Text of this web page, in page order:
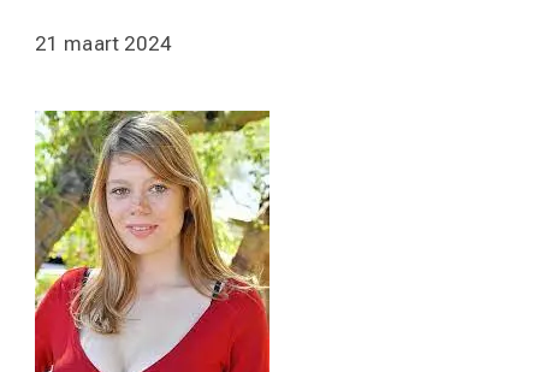
21 maart 2024